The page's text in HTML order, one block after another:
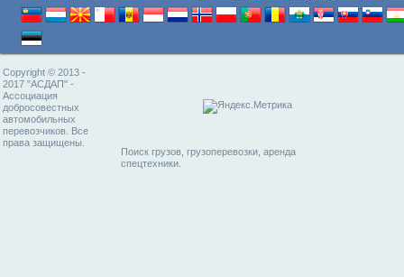
Copyright © 2013 -
2017 "АСДАП" -
Ассоциация
добросовестных
автомобильных
перевозчиков. Все
права защищены.
Поиск грузов, грузоперевозки, аренда
спецтехники.